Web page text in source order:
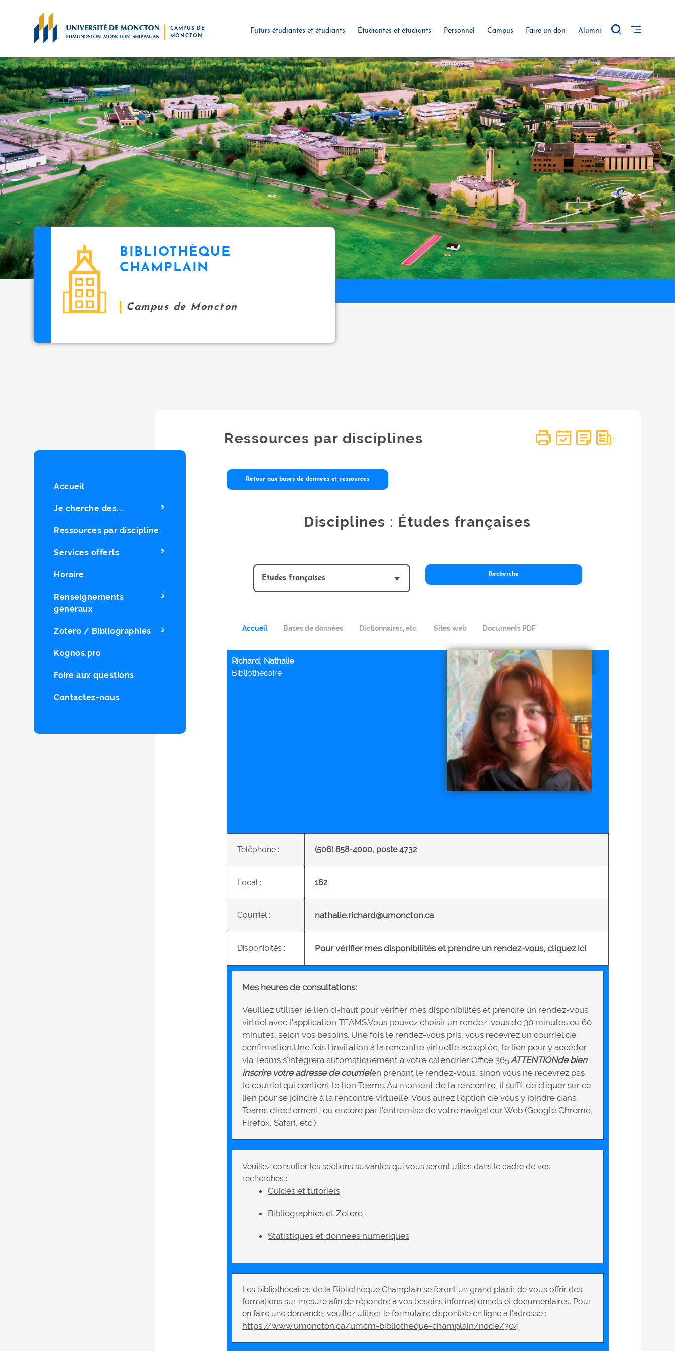
CAMPUS DE
MONCTON
Futurs étudiantes et étudiants Étudiantes et étudiants Personnel Campus Faire un don Alumni
BIBLIOTHÈQUE
CHAMPLAIN
Campus de Moncton
Accueil
Je cherche des...
Ressources par discipline
Services offerts
Horaire
Renseignements
généraux
Zotero / Bibliographies
Kognos.pro
Foire aux questions
Contactez-nous
Ressources par disciplines
Retour aux bases de données et ressources
Disciplines : Études françaises
Accueil Bases de données Dictionnaires, etc. Sites web Documents PDF
border
Richard, Nathalie
Bibliothécaire
Téléphone : (506) 858-4000, poste 4732
Local : 162
Courriel : nathalie.richard@umoncton.ca
Disponibités : Pour vérifier mes disponibilités et prendre un rendez-vous, cliquez ici
Mes heures de consultations:
Veuillez utiliser le lien ci-haut pour vérifier mes disponibilités et prendre un rendez-vous
virtuel avec l'application TEAMS.Vous pouvez choisir un rendez-vous de 30 minutes ou 60
minutes, selon vos besoins. Une fois le rendez-vous pris, vous recevrez un courriel de
confirmation.Une fois l'invitation à la rencontre virtuelle acceptée, le lien pour y accéder
via Teams s'intégrera automatiquement à votre calendrier Office 365.ATTENTIONde bien
inscrire votre adresse de courrielen prenant le rendez-vous, sinon vous ne recevrez pas
le courriel qui contient le lien Teams. Au moment de la rencontre, il suffit de cliquer sur ce
lien pour se joindre à la rencontre virtuelle. Vous aurez l'option de vous y joindre dans
Teams directement, ou encore par l'entremise de votre navigateur Web (Google Chrome,
Firefox, Safari, etc.).
Veuillez consulter les sections suivantes qui vous seront utiles dans le cadre de vos
recherches :
Guides et tutoriels
Bibliographies et Zotero
Statistiques et données numériques
Les bibliothécaires de la Bibliothèque Champlain se feront un grand plaisir de vous offrir des
formations sur mesure afin de répondre à vos besoins informationnels et documentaires. Pour
en faire une demande, veuillez utiliser le formulaire disponible en ligne à l’adresse :
https://www.umoncton.ca/umcm-bibliotheque-champlain/node/304.